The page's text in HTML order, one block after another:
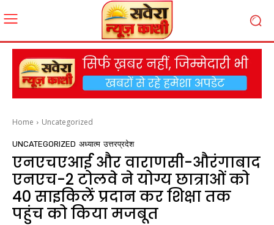
Home Uncategorized
UNCATEGORIZED अध्यात्म उत्तरप्रदेश
एनएचएआई और वाराणसी-औरंगाबाद
एनएच-2 टोलवे ने योग्य छात्राओं को
40 साइकिलें प्रदान कर शिक्षा तक
पहुंच को किया मजबूत